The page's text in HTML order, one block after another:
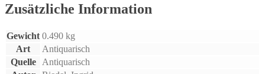
Zusätzliche Information
Gewicht 0.490 kg
Art
Antiquarisch
Quelle
Antiquarisch